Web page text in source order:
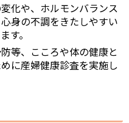
化や、ホルモンバランス
身の不調をきたしやすい
す。
等、こころや体の健康と
に産婦健康診査を実施し